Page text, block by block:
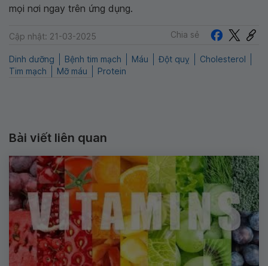
mọi nơi ngay trên ứng dụng.
Cập nhật: 21-03-2025 Chia sẻ
Dinh dưỡng Bệnh tim mạch Máu Đột quỵ
Cholesterol
Tim mạch
Mỡ máu Protein
Bài viết liên quan